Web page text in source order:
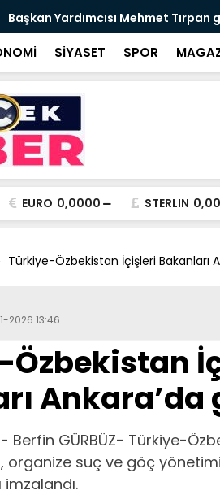
Cevdet Yılmaz: Nitelikli İnsan
SİYASET SPOR
EURO 0,0000 STERLIN
Türkiye-Özbekistan İçişleri Bakanları
2026 13:46
Özbekistan
- Berfin GÜRBÜZ- Türkiye-
organize suç ve göç